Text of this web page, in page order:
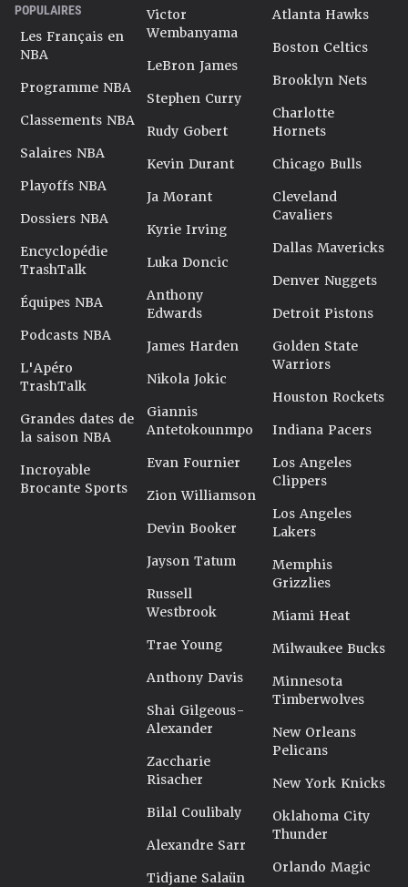
POPULAIRES
Les Français en
NBA
Programme NBA
Classements NBA
Salaires NBA
Playoffs NBA
Dossiers NBA
Encyclopédie
TrashTalk
Équipes NBA
Podcasts NBA
L'Apéro
TrashTalk
Grandes dates de
la saison NBA
Incroyable
Brocante Sports
Victor
Wembanyama
LeBron James
Stephen Curry
Rudy Gobert
Kevin Durant
Ja Morant
Kyrie Irving
Luka Doncic
Anthony
Edwards
James Harden
Nikola Jokic
Giannis
Antetokounmpo
Evan Fournier
Zion Williamson
Devin Booker
Jayson Tatum
Russell
Westbrook
Trae Young
Anthony Davis
Shai Gilgeous-
Alexander
Zaccharie
Risacher
Bilal Coulibaly
Alexandre Sarr
Tidjane Salaün
Atlanta Hawks
Boston Celtics
Brooklyn Nets
Charlotte
Hornets
Chicago Bulls
Cleveland
Cavaliers
Dallas Mavericks
Denver Nuggets
Detroit Pistons
Golden State
Warriors
Houston Rockets
Indiana Pacers
Los Angeles
Clippers
Los Angeles
Lakers
Memphis
Grizzlies
Miami Heat
Milwaukee Bucks
Minnesota
Timberwolves
New Orleans
Pelicans
New York Knicks
Oklahoma City
Thunder
Orlando Magic